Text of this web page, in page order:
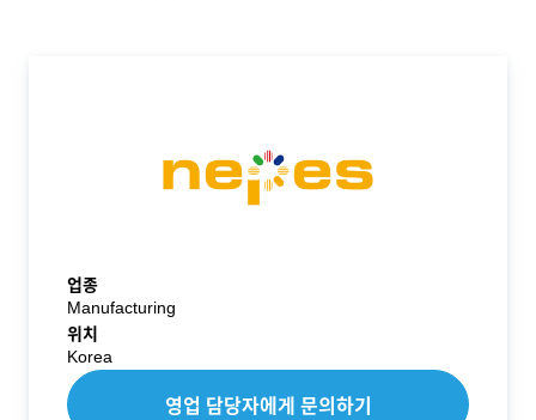
업종
Manufacturing
위치
Korea
영업 담당자에게 문의하기